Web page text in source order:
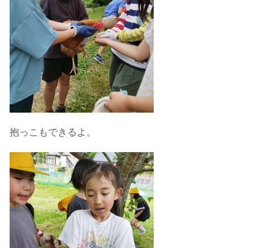
抱っこもできるよ。